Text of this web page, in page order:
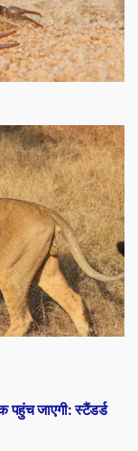
जाएगी: स्टैंडर्ड